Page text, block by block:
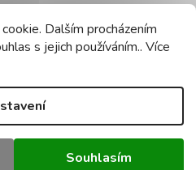
Dalším procházením
s jejich používáním.. Více
Souhlasím
kvalitního ABS.
materiálu PS.
vlivům. Technické
AC 220-240V
4500KMateriál
PSTřída těsnosti:
šrouby, průchodka, 2x